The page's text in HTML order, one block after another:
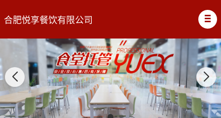
合肥悦享餐饮有限公司